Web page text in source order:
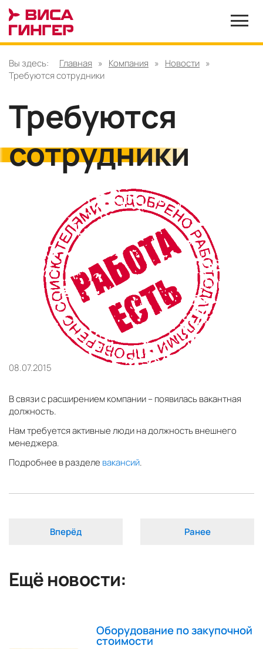
Вы здесь: Главная » Компания » Новости »
Требуются сотрудники
Требуются
сотрудники
08.07.2015
В связи с расширением компании – появилась вакантная
должность.
Нам требуется активные люди на должность внешнего
менеджера.
Подробнее в разделе вакансий.
Вперёд Ранее
Ещё новости:
Оборудование по закупочной
стоимости